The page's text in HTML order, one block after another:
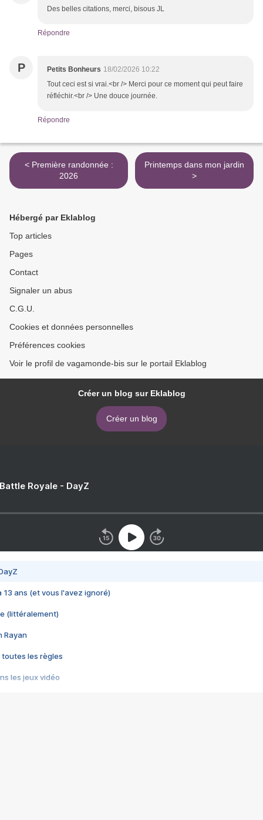
Des belles citations, merci, bisous JL
Répondre
P Petits Bonheurs 18/02/2026 10:22
Tout ceci est si vrai.<br /> Merci pour ce moment qui peut faire
réfléchir.<br /> Une douce journée.
Répondre
< Première randonnée :
2026
Printemps dans mon jardin
>
Hébergé par Eklablog
Top articles
Pages
Contact
Signaler un abus
C.G.U.
Cookies et données personnelles
Préférences cookies
Voir le profil de vagamonde-bis sur le portail Eklablog
Créer un blog sur Eklablog
Créer un blog
Royale - DayZ
13 ans (et vous l'avez ignoré)
(littéralement)
Rayan
toutes les règles
les jeux vidéo